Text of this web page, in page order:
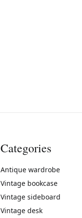
Categories
Antique wardrobe
Vintage bookcase
Vintage sideboard
Vintage desk